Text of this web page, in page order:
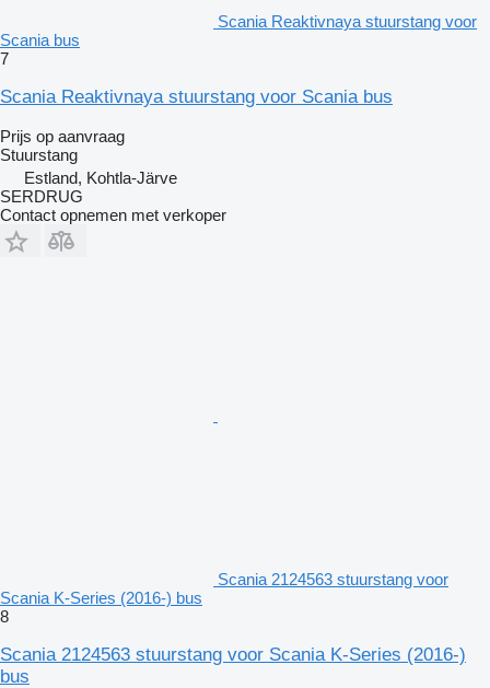
Scania Reaktivnaya stuurstang voor
Scania bus
7
Scania Reaktivnaya stuurstang voor Scania bus
Prijs op aanvraag
Stuurstang
Estland, Kohtla-Järve
SERDRUG
Contact opnemen met verkoper
Scania 2124563 stuurstang voor
Scania K-Series (2016-) bus
8
Scania 2124563 stuurstang voor Scania K-Series (2016-)
bus